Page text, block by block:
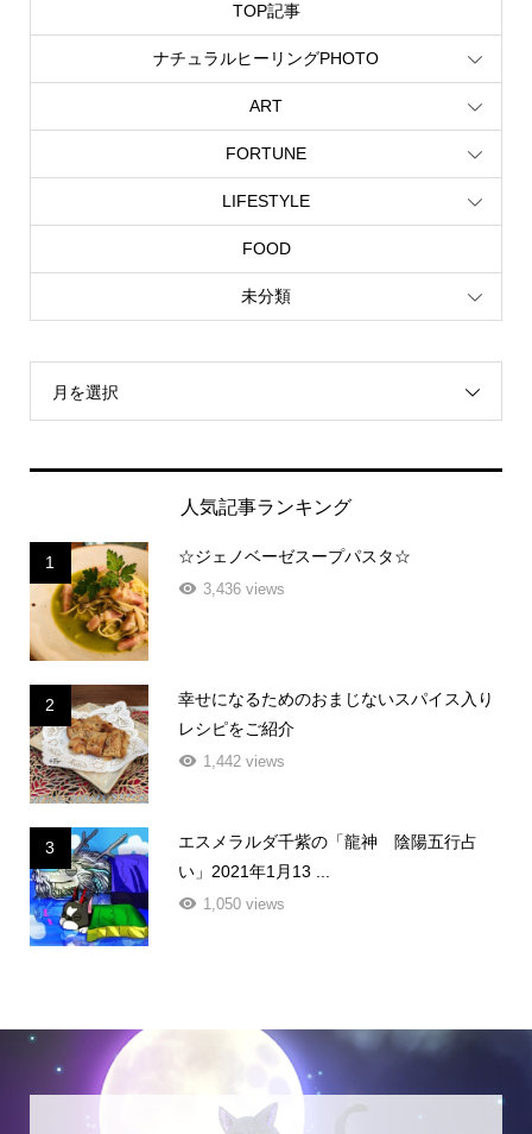
TOP記事
ナチュラルヒーリングPHOTO
ART
FORTUNE
LIFESTYLE
FOOD
未分類
月を選択
人気記事ランキング
1 ☆ジェノベーゼスープパスタ☆
3,436 views
2
幸せになるためのおまじないスパイス入り
レシピをご紹介
1,442 views
3
エスメラルダ千紫の「龍神 陰陽五行占
い」2021年1月13 ...
1,050 views